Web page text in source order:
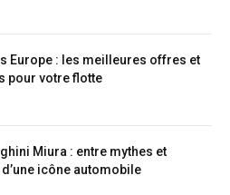
Europe : les meilleures offres et
pour votre flotte
Miura : entre mythes et
icône automobile